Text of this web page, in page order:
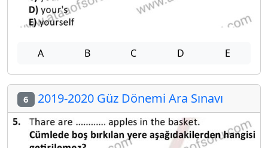
A B C D E
6 2019-2020 Güz Dönemi Ara Sınavı